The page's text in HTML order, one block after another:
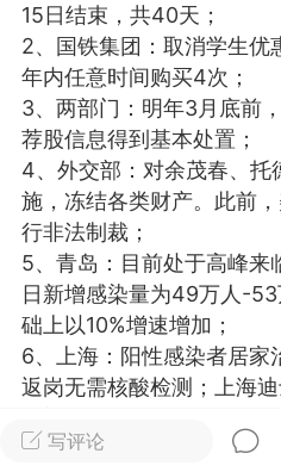
每次
师 小熊水光
脂
卡卡动能素
建术
DRYY面膜
爆款平台 Lv.8
26 23:18
电脑端 美业资讯
闪充小白罐
本/双效闪充，养出紧致小白
充小白罐 = 闪充大白肌（仪
产品）×极光嫩肤啫喱（产品
护...写评论
15日结束，共40天；
2、国铁集团：取消学生优
年内任意时间购买4次；
3、两部门：明年3月底前
荐股信息得到基本处置；
4、外交部：对余茂春、托
施，冻结各类财产。此前
行非法制裁；
5、青岛：目前处于高峰来
日新增感染量为49万人-
础上以10%增速增加；
6、上海：阳性感染者居家
返岗无需核酸检测；上海
7、昆明：2023年起不再